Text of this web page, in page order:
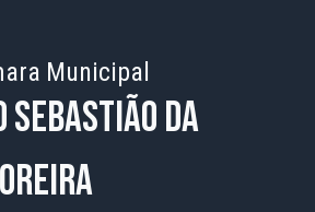
Municipal
Sebastião da